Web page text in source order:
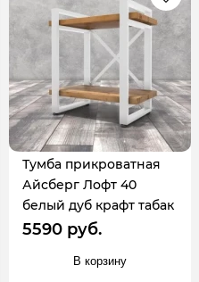
Тумба прикроватная
Айсберг Лофт 40
белый дуб крафт табак
5590 руб.
В корзину